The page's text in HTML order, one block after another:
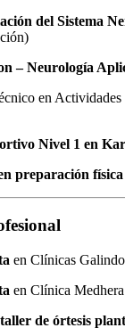
del Sistema
– Neurología
en
Nivel 1 en
preparación
en Clínicas
en Clínica
de órtesis